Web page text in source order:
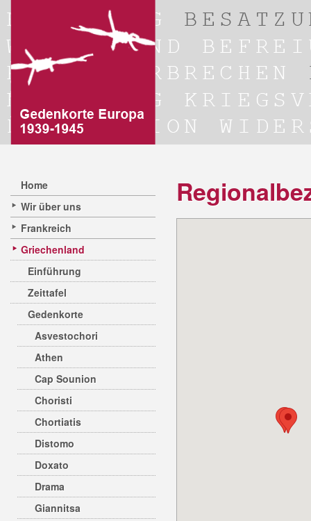
Home
Wir über uns
Frankreich
Griechenland
Einführung
Zeittafel
Gedenkorte
Asvestochori
Athen
Cap Sounion
Choristi
Chortiatis
Distomo
Doxato
Drama
Giannitsa